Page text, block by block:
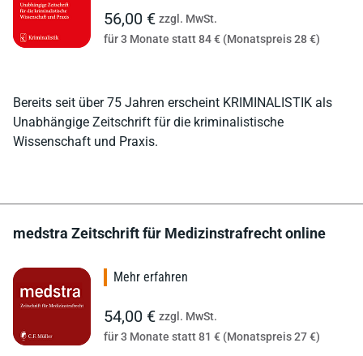
Bereits seit über 75 Jahren erscheint KRIMINALISTIK als
Unabhängige Zeitschrift für die kriminalistische
Wissenschaft und Praxis.
56,00 € zzgl. MwSt.
für 3 Monate statt 84 € (Monatspreis 28 €)
medstra Zeitschrift für Medizinstrafrecht online
Mehr erfahren
54,00 € zzgl. MwSt.
für 3 Monate statt 81 € (Monatspreis 27 €)